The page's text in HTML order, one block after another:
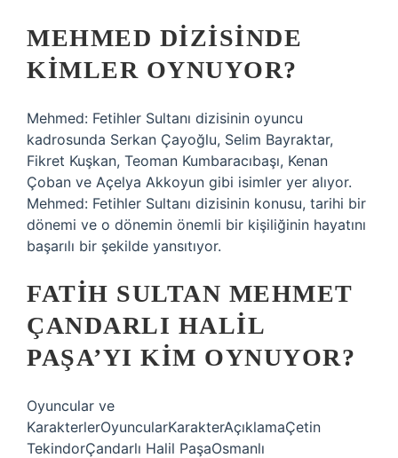
MEHMED DIZISINDE
KIMLER OYNUYOR?
Mehmed: Fetihler Sultanı dizisinin oyuncu
kadrosunda Serkan Çayoğlu, Selim Bayraktar,
Fikret Kuşkan, Teoman Kumbaracıbaşı, Kenan
Çoban ve Açelya Akkoyun gibi isimler yer alıyor.
Mehmed: Fetihler Sultanı dizisinin konusu, tarihi bir
dönemi ve o dönemin önemli bir kişiliğinin hayatını
başarılı bir şekilde yansıtıyor.
FATIH SULTAN MEHMET
ÇANDARLI HALIL
PAŞA’YI KIM OYNUYOR?
Oyuncular ve
KarakterlerOyuncularKarakterAçıklamaÇetin
TekindorÇandarlı Halil PaşaOsmanlı